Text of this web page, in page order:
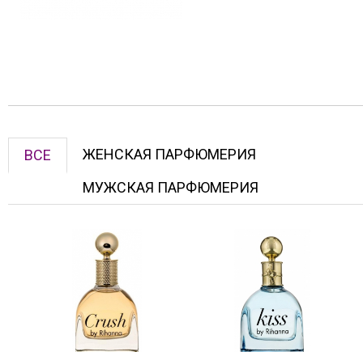
ВСЕ
ЖЕНСКАЯ ПАРФЮМЕРИЯ
МУЖСКАЯ ПАРФЮМЕРИЯ